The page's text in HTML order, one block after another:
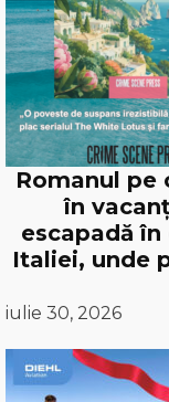
Romanul pe
în
escapadă
Italiei, unde
iulie 30, 2026